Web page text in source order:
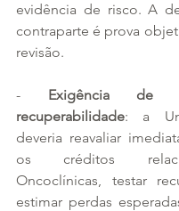
evidência de risco. A
contraparte é prova
revisão.
- Exigência de
recuperabilidade: a
deveria reavaliar
os créditos
Oncoclínicas, testar
estimar perdas